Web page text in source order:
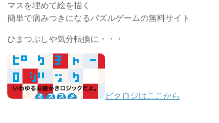
マスを埋めて絵を描く
簡単で病みつきになるパズルゲームの無料サイト
ひまつぶしや気分転換に・・・
ピクロジはここから